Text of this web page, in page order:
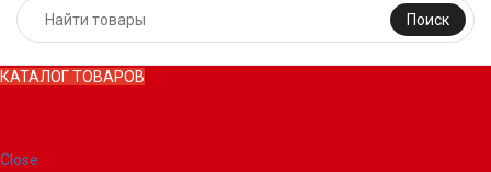
Поиск
КАТАЛОГ ТОВАРОВ
Close